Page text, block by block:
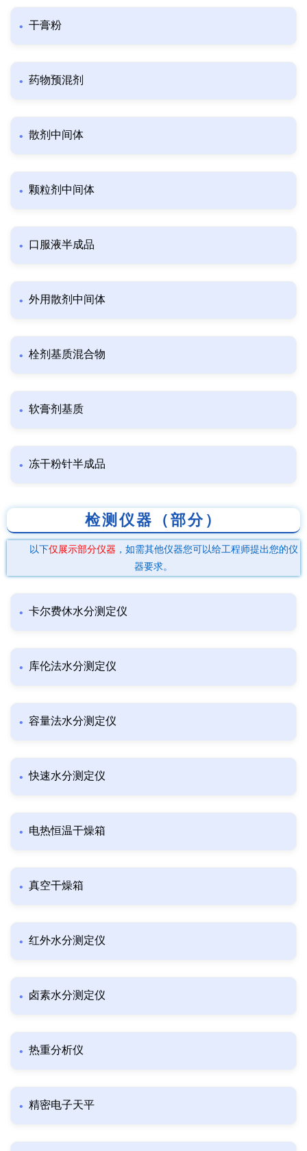
干膏粉
药物预混剂
散剂中间体
颗粒剂中间体
口服液半成品
外用散剂中间体
栓剂基质混合物
软膏剂基质
冻干粉针半成品
检测仪器（部分）
以下仅展示部分仪器 ，如需其他仪器您可以给工程师提出您的仪
器要求。
卡尔费休水分测定仪
库伦法水分测定仪
容量法水分测定仪
快速水分测定仪
电热恒温干燥箱
真空干燥箱
红外水分测定仪
卤素水分测定仪
热重分析仪
精密电子天平